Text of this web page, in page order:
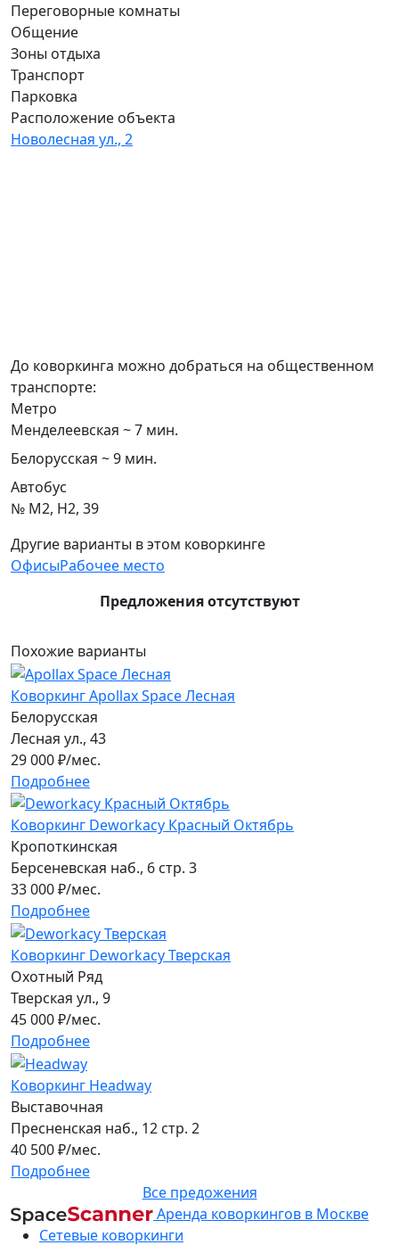
Переговорные комнаты
Общение
Зоны отдыха
Транспорт
Парковка
Расположение объекта
Новолесная ул., 2
До коворкинга можно добраться на общественном
транспорте:
Метро
Менделеевская ~ 7 мин.
Белорусская ~ 9 мин.
Автобус
№ М2, Н2, 39
Другие варианты в этом коворкинге
ОфисыРабочее место
Предложения отсутствуют
Похожие варианты
Коворкинг Apollax Space Лесная
Белорусская
Лесная ул., 43
29 000₽/мес.
Подробнее
Коворкинг Deworkacy Красный Октябрь
Кропоткинская
Берсеневская наб., 6 стр. 3
33 000₽/мес.
Подробнее
Коворкинг Deworkacy Тверская
Охотный Ряд
Тверская ул., 9
45 000₽/мес.
Подробнее
Коворкинг Headway
Выставочная
Пресненская наб., 12 стр. 2
40 500₽/мес.
Подробнее
Все предожения
Аренда коворкингов в Москве
Сетевые коворкинги